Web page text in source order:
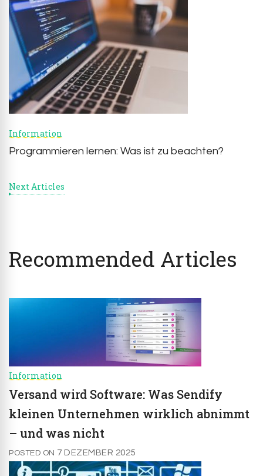
Information
Programmieren lernen: Was ist zu beachten?
Next Articles
Recommended Articles
Information
Versand wird Software: Was Sendify
kleinen Unternehmen wirklich abnimmt
– und was nicht
POSTED ON 7 DEZEMBER 2025